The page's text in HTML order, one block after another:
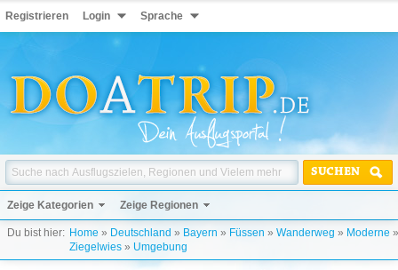
Registrieren Login Sprache
SUCHEN
Zeige Kategorien Zeige Regionen
Du bist hier: Home » Deutschland » Bayern » Füssen » Wanderweg » Moderne
Ziegelwies » Umgebung